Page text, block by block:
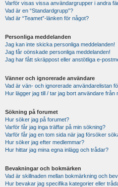
Varför visas vissa användargrupper i andra
Vad är en “Standardgrupp”?
Vad är “Teamet”-länken för något?
Personliga meddelanden
Jag kan inte skicka personliga meddelanden!
Jag får oönskade personliga meddelanden!
Jag har fått skräppost eller anstötliga e-
Vänner och ignorerade användare
Vad är vän- och ignorerade användarelistan
Hur lägger jag till / tar jag bort användare
Sökning på forumet
Hur söker jag på forumet?
Varför får jag inga träffar på min sökning?
Varför får jag en tom sida när jag försöker
Hur söker jag efter medlemmar?
Hur hittar jag mina egna inlägg och trådar?
Bevakningar och bokmärken
Vad är skillnaden mellan bokmärkning och
Hur bevakar jag specifika kategorier eller